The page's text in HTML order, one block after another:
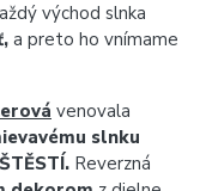
východ slnka
a preto ho vnímame
venovala
slnku
Reverzná